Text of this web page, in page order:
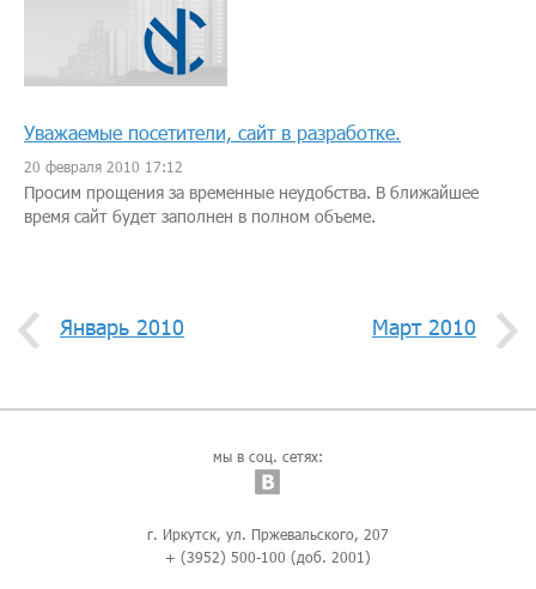
Уважаемые посетители, сайт в разработке.
20 февраля 2010 17:12
Просим прощения за временные неудобства. В ближайшее
время сайт будет заполнен в полном объеме.
Январь 2010 Март 2010
мы в соц. сетях:
г. Иркутск, ул. Пржевальского, 207
+ (3952) 500-100 (доб. 2001)